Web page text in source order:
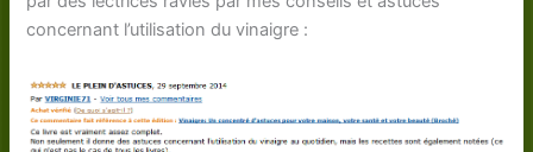
concernant l’utilisation du vinaigre :